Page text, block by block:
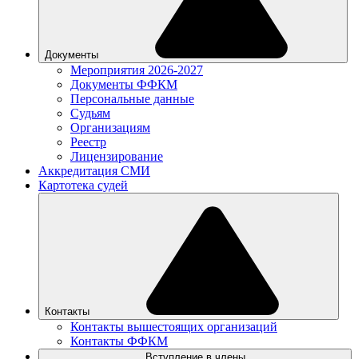
Документы
Мероприятия 2026-2027
Документы ФФКМ
Персональные данные
Судьям
Организациям
Реестр
Лицензирование
Аккредитация СМИ
Картотека судей
Контакты
Контакты вышестоящих организаций
Контакты ФФКМ